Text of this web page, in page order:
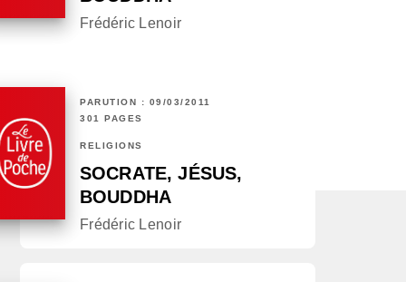
Frédéric Lenoir
PARUTION : 09/03/2011
301 PAGES
RELIGIONS
SOCRATE, JÉSUS,
BOUDDHA
Frédéric Lenoir